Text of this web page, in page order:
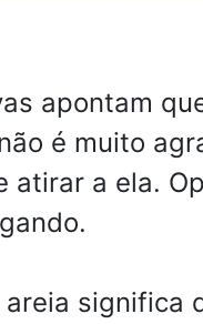
apontam
é muito
atirar a ela.
significa